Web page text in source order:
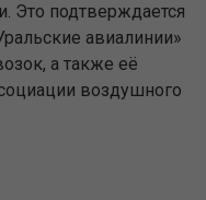
Это подтверждается
авиалинии»
а также её
воздушного